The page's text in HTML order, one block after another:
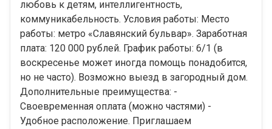
любовь к детям, интеллигентность,
коммуникабельность. Условия работы: Место
работы: метро «Славянский бульвар». Заработная
плата: 120 000 рублей. График работы: 6/1 (в
воскресенье может иногда помощь понадобится,
но не часто). Возможно выезд в загородный дом.
Дополнительные преимущества: -
Своевременная оплата (можно частями) -
Удобное расположение. Приглашаем